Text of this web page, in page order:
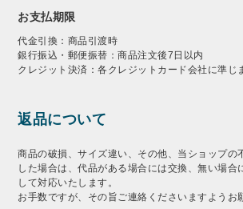
お支払期限
代金引換：商品引渡時
銀行振込・郵便振替：商品注文後7日以内
クレジット決済：各クレジットカード会社に準じ
返品について
商品の破損、サイズ違い、その他、当ショップの
した場合は、代品がある場合には交換、無い場合
して対応いたします。
お手数ですが、その旨ご連絡くださいますようお